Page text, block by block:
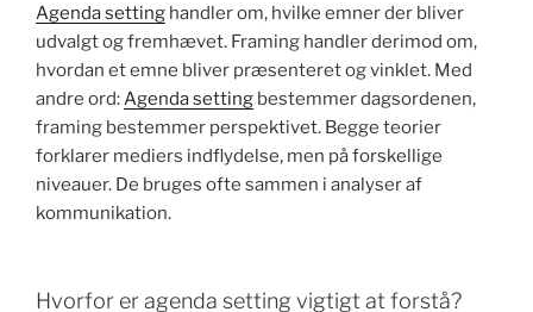
Agenda setting handler om, hvilke emner der bliver
udvalgt og fremhævet. Framing handler derimod om,
hvordan et emne bliver præsenteret og vinklet. Med
andre ord:Agenda setting bestemmer dagsordenen,
framing bestemmer perspektivet. Begge teorier
forklarer mediers indflydelse, men på forskellige
niveauer. De bruges ofte sammen i analyser af
kommunikation.
Hvorfor er agenda setting vigtigt at forstå?